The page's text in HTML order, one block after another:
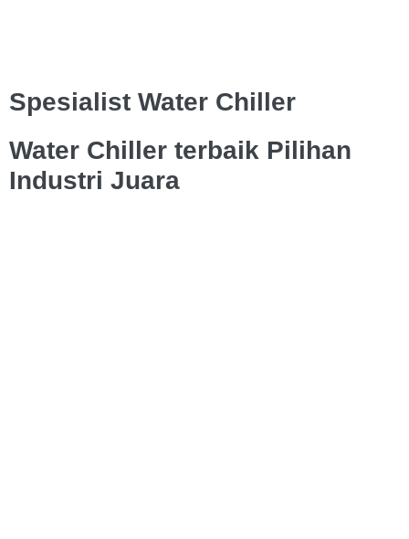
Spesialist Water Chiller
Water Chiller terbaik Pilihan
Industri Juara